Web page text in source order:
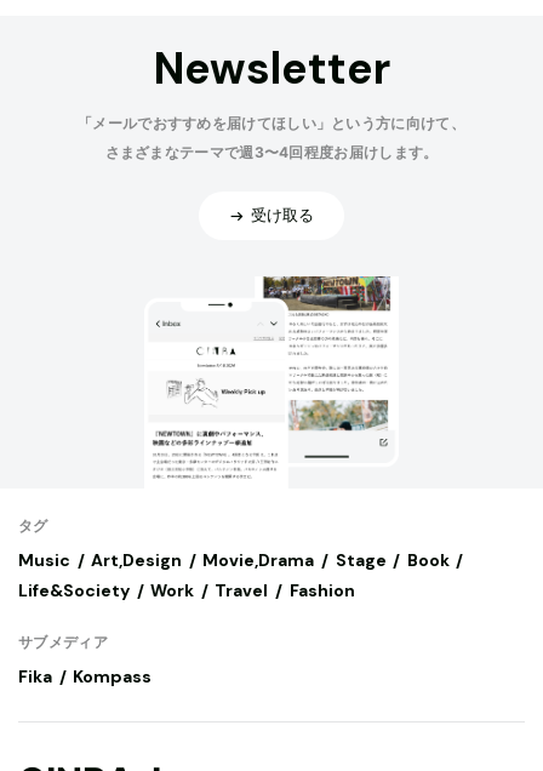
Newsletter
「メールでおすすめを届けてほしい」という方に向けて、
さまざまなテーマで週3〜4回程度お届けします。
受け取る
タグ
Music Art,Design Movie,Drama Stage
Book
Life&Society
Work Travel Fashion
サブメディア
Fika Kompass